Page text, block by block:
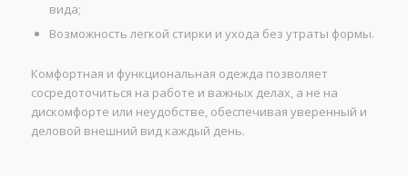
вида;
Возможность легкой стирки и ухода без утраты формы.
Комфортная и функциональная одежда позволяет
сосредоточиться на работе и важных делах, а не на
дискомфорте или неудобстве, обеспечивая уверенный и
деловой внешний вид каждый день.